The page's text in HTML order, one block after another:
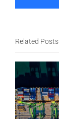
Related Posts